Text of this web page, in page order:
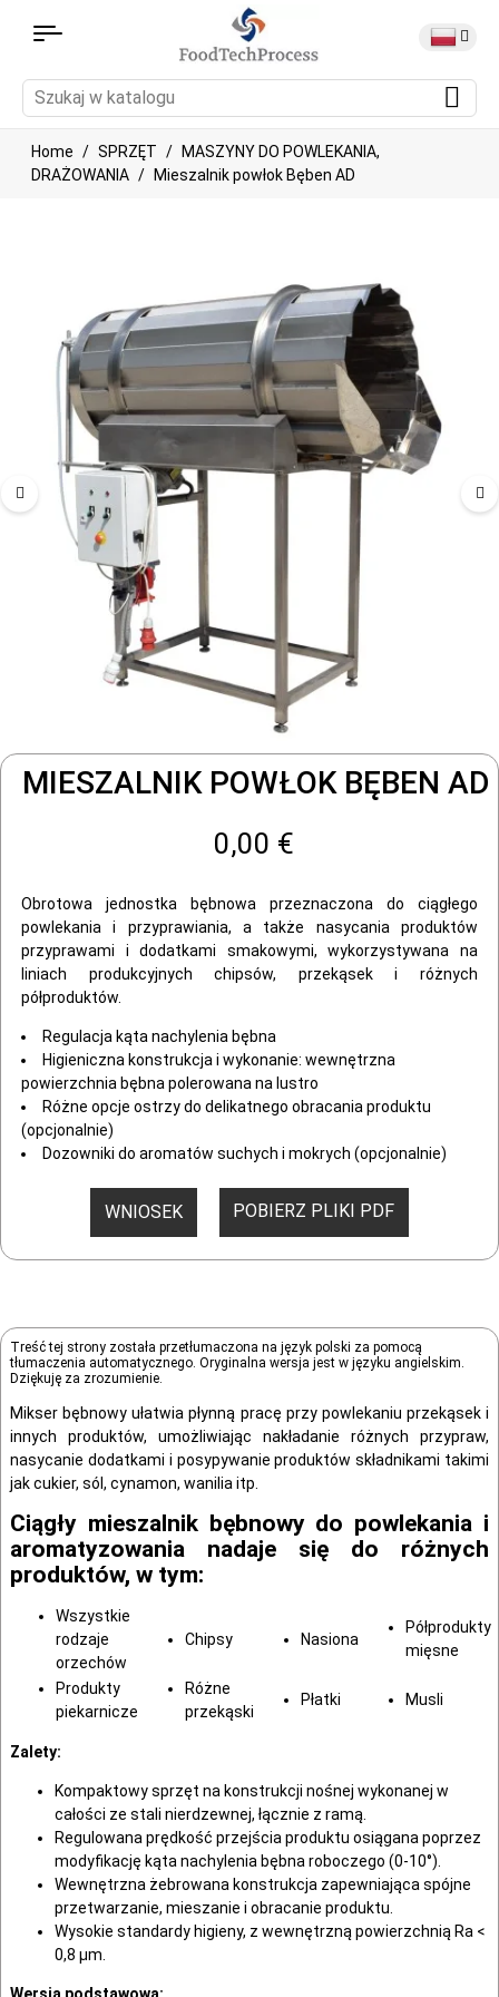
Home SPRZĘT
MASZYNY DO POWLEKANIA,
DRAŻOWANIA
Mieszalnik powłok Bęben AD
MIESZALNIK POWŁOK BĘBEN AD
0,00 €
Obrotowa jednostka bębnowa przeznaczona do ciągłego
powlekania i przyprawiania, a także nasycania produktów
przyprawami i dodatkami smakowymi, wykorzystywana na
liniach produkcyjnych chipsów, przekąsek i różnych
półproduktów.
Regulacja kąta nachylenia bębna
Higieniczna konstrukcja i wykonanie: wewnętrzna
powierzchnia bębna polerowana na lustro
Różne opcje ostrzy do delikatnego obracania produktu
(opcjonalnie)
Dozowniki do aromatów suchych i mokrych (opcjonalnie)
WNIOSEK POBIERZ PLIKI PDF
Treść tej strony została przetłumaczona na język polski za pomocą
tłumaczenia automatycznego. Oryginalna wersja jest w języku angielskim.
Dziękuję za zrozumienie.
Mikser bębnowy ułatwia płynną pracę przy powlekaniu przekąsek i
innych produktów, umożliwiając nakładanie różnych przypraw,
nasycanie dodatkami i posypywanie produktów składnikami takimi
jak cukier, sól, cynamon, wanilia itp.
Ciągły mieszalnik bębnowy do powlekania i
aromatyzowania nadaje się do różnych
produktów, w tym:
Wszystkie
rodzaje
orzechów
Chipsy Nasiona
Półprodukty
mięsne
Produkty
piekarnicze
Różne
przekąski
Płatki Musli
Zalety:
Kompaktowy sprzęt na konstrukcji nośnej wykonanej w
całości ze stali nierdzewnej, łącznie z ramą.
Regulowana prędkość przejścia produktu osiągana poprzez
modyfikację kąta nachylenia bębna roboczego (0-10°).
Wewnętrzna żebrowana konstrukcja zapewniająca spójne
przetwarzanie, mieszanie i obracanie produktu.
Wysokie standardy higieny, z wewnętrzną powierzchnią Ra <
0,8 µm.
Wersja podstawowa: